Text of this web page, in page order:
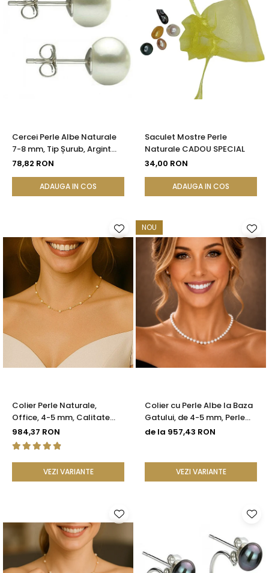
Seturi Perle cu Argint
Brățări cu Perle
Pandantive cu Perle
Brose cu Perle
Cercei Perle Albe Naturale
7-8 mm, Tip Șurub, Argint
925 - Calitate AAA |
78,82 RON
ADAUGA IN COS
Saculet Mostre Perle
Naturale CADOU SPECIAL
34,00 RON
ADAUGA IN COS
Colier Perle Naturale,
Office, 4-5 mm, Calitate
AAA, Aur 14K | KASKADDA®
984,37 RON
VEZI VARIANTE
NOU
Colier cu Perle Albe la Baza
Gatului, de 4-5 mm, Perle
Rare, Calitate AAA+, Aur 14K
de la 957,43 RON
VEZI VARIANTE